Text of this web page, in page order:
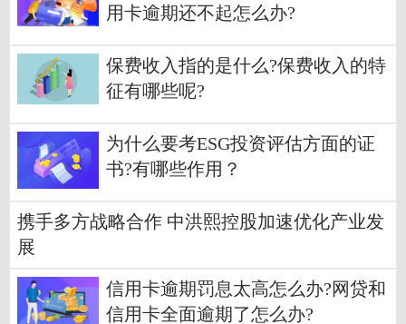
用卡逾期还不起怎么办?
保费收入指的是什么?保费收入的特
征有哪些呢?
为什么要考ESG投资评估方面的证
书?有哪些作用？
携手多方战略合作 中洪熙控股加速优化产业发
展
信用卡逾期罚息太高怎么办?网贷和
信用卡全面逾期了怎么办?